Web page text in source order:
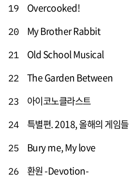
19 Overcooked!
20 My Brother Rabbit
21 Old School Musical
22 The Garden Between
23 아이코노클라스트
24 특별편. 2018, 올해의 게임들
25 Bury me, My love
26 환원 -Devotion-